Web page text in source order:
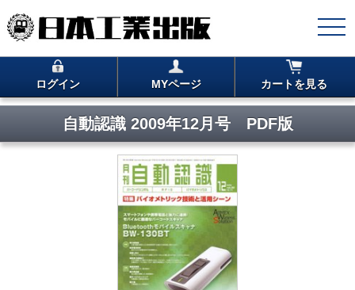
ログイン MYページ カートを見る
自動認識 2009年12月号 PDF版